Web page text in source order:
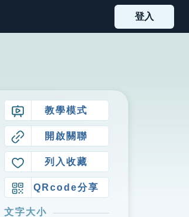
登入
教學模式
開啟關聯
列入收藏
QRcode分享
文字大小